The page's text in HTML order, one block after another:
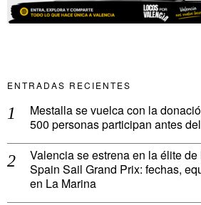
ENTRADAS RECIENTES
Mestalla se vuelca con la
500 personas participan antes
Valencia se estrena en la élite
Spain Sail Grand Prix: fechas,
en La Marina